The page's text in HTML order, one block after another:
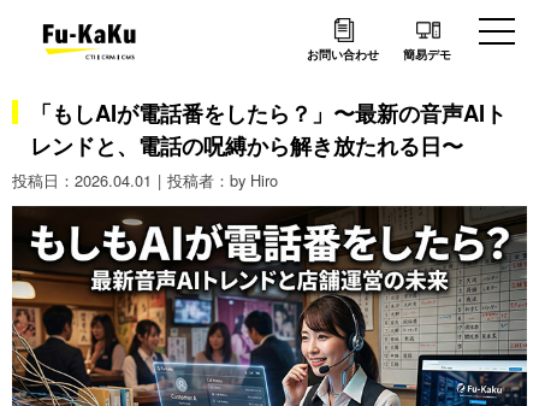
お問い合わせ 簡易デモ
「もしAIが電話番をしたら？」〜最新の音声AIト
レンドと、電話の呪縛から解き放たれる日〜
2026.04.01 by Hiro